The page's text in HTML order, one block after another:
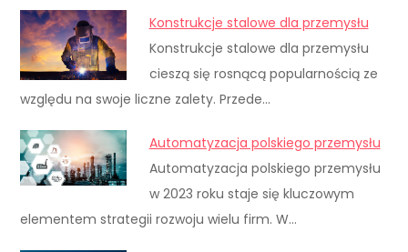
Konstrukcje stalowe dla przemysłu
Konstrukcje stalowe dla przemysłu
cieszą się rosnącą popularnością ze
względu na swoje liczne zalety. Przede…
Automatyzacja polskiego przemysłu
Automatyzacja polskiego przemysłu
w 2023 roku staje się kluczowym
elementem strategii rozwoju wielu firm. W…